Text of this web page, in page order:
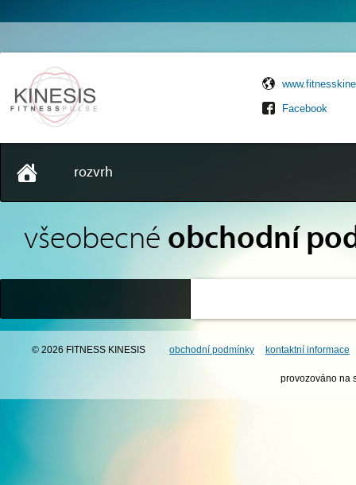
Facebook
rozvrh
všeobecné obchodní
© 2026 FITNESS KINESIS obchodní podmínky kontaktní informace
provozováno na